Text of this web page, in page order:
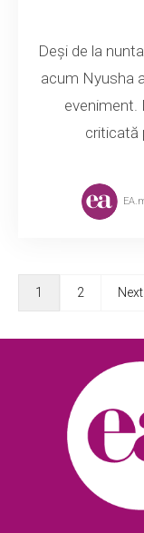
Deși de la
acum Nyusha
eveniment.
criticată
1 2 Next